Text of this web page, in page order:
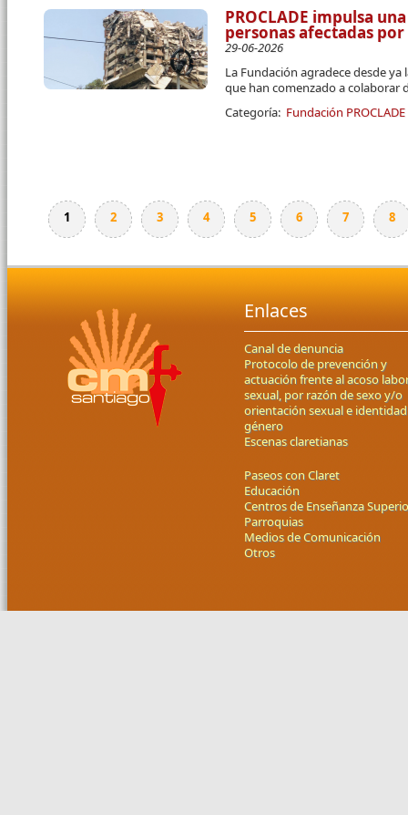
PROCLADE impulsa
personas afectadas
29-06-2026
La Fundación agradece desde
que han comenzado a colaborar
Categoría: Fundación PROCLADE
Páginas
1 2 3 4 5 6 7 8
Enlaces
Canal de denuncia
Protocolo de prevención y
actuación frente al acoso
sexual, por razón de sexo y/o
orientación sexual e
género
Escenas claretianas
Paseos con Claret
Educación
Centros de Enseñanza
Parroquias
Medios de Comunicación
Otros